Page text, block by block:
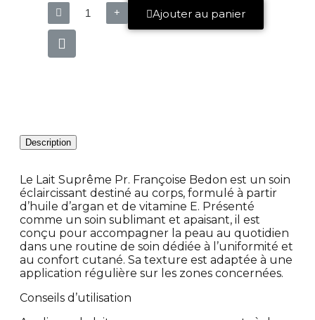
Ajouter au panier
Description
Le Lait Suprême Pr. Françoise Bedon est un soin
éclaircissant destiné au corps, formulé à partir
d’huile d’argan et de vitamine E. Présenté
comme un soin sublimant et apaisant, il est
conçu pour accompagner la peau au quotidien
dans une routine de soin dédiée à l’uniformité et
au confort cutané. Sa texture est adaptée à une
application régulière sur les zones concernées.
Conseils d’utilisation